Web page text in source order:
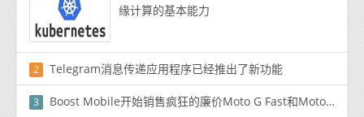
缘计算的基本能力
2 Telegram消息传递应用程序已经推出了新功能
3 Boost Mobile开始销售疯狂的廉价Moto G Fast和Moto E